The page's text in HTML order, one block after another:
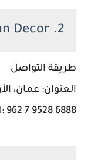
2. Divan Decor
طريقة التواصل
العنوان: عمان،
962 7 9528 6888